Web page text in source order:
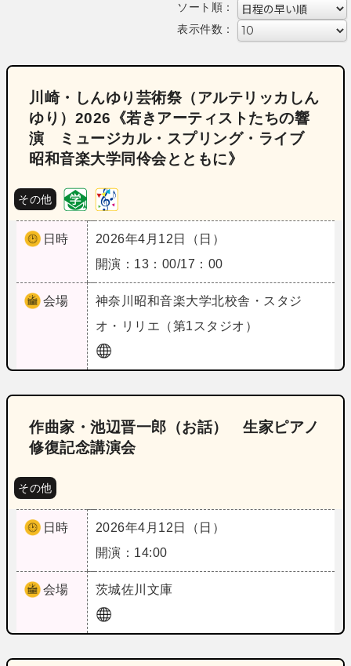
ソート順：
表示件数：
川崎・しんゆり芸術祭（アルテリッカしん
ゆり）2026《若きアーティストたちの響
演 ミュージカル・スプリング・ライブ
昭和音楽大学同伶会とともに》
その他
日時
2026年4月12日（日）
開演：13：00/17：00
会場 神奈川 昭和音楽大学北校舎・スタジ
オ・リリエ（第1スタジオ）
作曲家・池辺晋一郎（お話） 生家ピアノ
修復記念講演会
その他
日時
2026年4月12日（日）
開演：14:00
会場 茨城佐川文庫